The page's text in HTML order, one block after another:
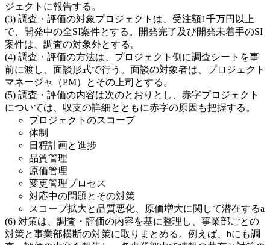
ジェクトに報告する。
調査・評価の対象プロジェクトは、受注額1千万円以上
で、開発中の全SI案件とする。開発完了及び開発未着手のSI
案件は、調査の対象外とする。
調査・評価の方法は、プロジェクト側に調査シートを事
前に渡し、面談形式で行う。面談の対象者は、プロジェクト
マネージャ（PM）とその上司とする。
調査・評価の内容は次のとおりとし、赤字プロジェクト
については、収支の詳細とともに赤字の原因も把握する。
プロジェクトのスコープ
体制
日程計画と進捗
品質管理
原価管理
変更管理プロセス
対応中の問題とその対策
スコープ拡大と品質悪化、原価増大に関して潜在するa
対策は、調査・評価の内容を基に整理し、事業部ごとの
対策と事業部横断の対策に取りまとめる。例えば、 bにも調